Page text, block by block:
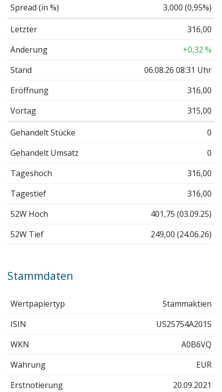
Spread (in %)
3,000 (0,95%)
Letzter
316,00
Änderung
+0,32 %
Stand
06.08.26 08:31 Uhr
Eröffnung
316,00
Vortag
315,00
Gehandelt Stücke
0
Gehandelt Umsatz
0
Tageshoch
316,00
Tagestief
316,00
52W Hoch
401,75 (03.09.25)
52W Tief
249,00 (24.06.26)
Stammdaten
Wertpapiertyp
Stammaktien
ISIN
US25754A2015
WKN
A0B6VQ
Währung
EUR
Erstnotierung
20.09.2021